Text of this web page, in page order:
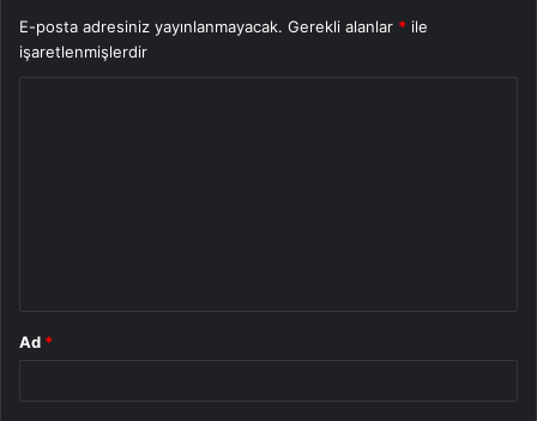
E-posta adresiniz yayınlanmayacak. Gerekli alanlar * ile
işaretlenmişlerdir
Ad *